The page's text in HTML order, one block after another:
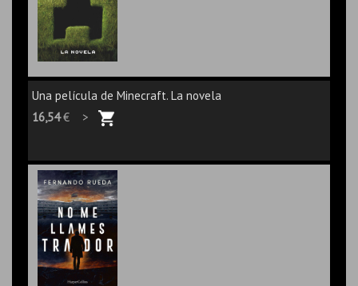
Una película de Minecraft. La novela
16,54€ >